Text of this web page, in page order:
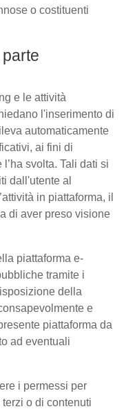
o costituenti
e le attività
l'inserimento di
automaticamente
ai fini di
svolta. Tali dati si
dall'utente al
in piattaforma, il
di aver preso visione
piattaforma e-
tramite i
della
e
piattaforma da
ad eventuali
i permessi per
o di contenuti